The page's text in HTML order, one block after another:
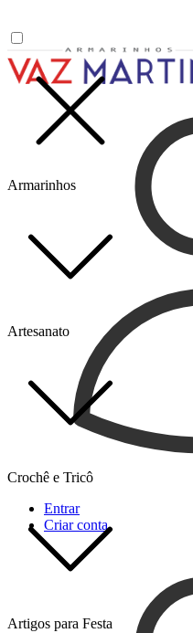
Armarinhos
Artesanato
Crochê e Tricô
Artigos para Festa
Entrar
Criar conta